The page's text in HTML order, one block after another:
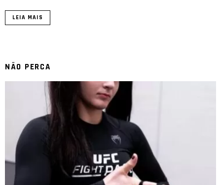
LEIA MAIS
NÃO PERCA